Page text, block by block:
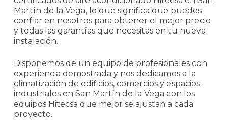
Martín de la Vega, lo que significa que puedes
confiar en nosotros para obtener el mejor precio
y todas las garantías que necesitas en tu nueva
instalación.
Disponemos de un equipo de profesionales con
experiencia demostrada y nos dedicamos a la
climatización de edificios, comercios y espacios
industriales en San Martín de la Vega con los
equipos Hitecsa que mejor se ajustan a cada
proyecto.